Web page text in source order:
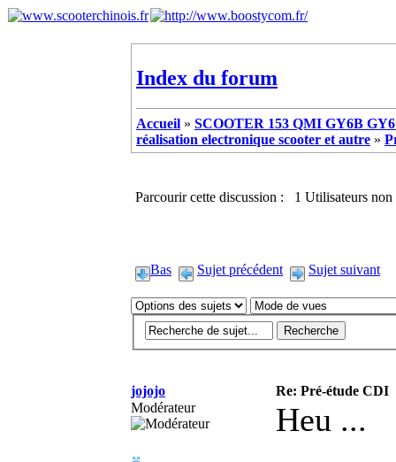
Index du forum
Accueil » SCOOTER 153 QMI GY6B
réalisation electronique scooter et autre »
Parcourir cette discussion : 1 Utilisateurs non
Bas Sujet précédent Sujet suivant
jojojo
Re: Pré-étude CDI
Modérateur
Heu ...